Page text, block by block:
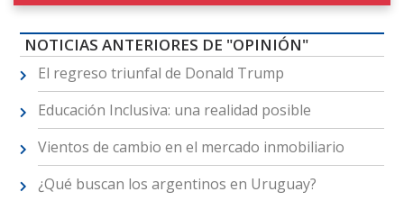
NOTICIAS ANTERIORES DE "OPINIÓN"
El regreso triunfal de Donald Trump
Educación Inclusiva: una realidad posible
Vientos de cambio en el mercado inmobiliario
¿Qué buscan los argentinos en Uruguay?